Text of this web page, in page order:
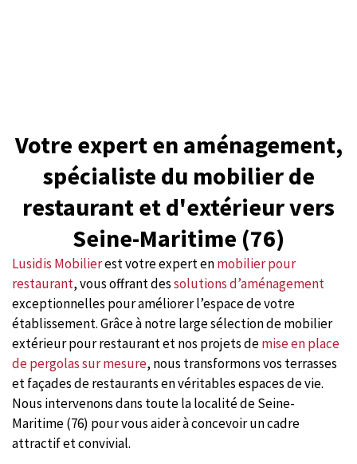
Votre expert en aménagement,
spécialiste du mobilier de
restaurant et d'extérieur vers
Seine-Maritime (76)
Lusidis Mobilierest votreexpert enmobilier pour
restaurant, vous offrant dessolutions d’aménagement
exceptionnelles pour améliorer l’espace de votre
établissement. Grâce à notre large sélection de mobilier
extérieur pour restaurant et nos projets demise en place
de pergolas sur mesure, nous transformons vos terrasses
et façades de restaurants en véritables espaces de vie.
Nous intervenons dans toute la localité de Seine-
Maritime (76) pour vous aider à concevoir un cadre
attractif et convivial.